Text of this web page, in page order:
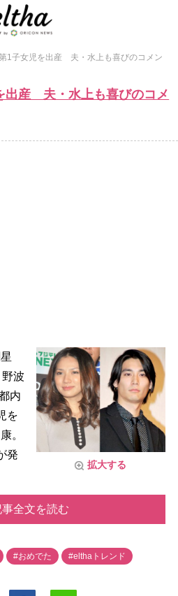
1子女児を出産 夫・水上も喜びのコメン
出産 夫・水上も喜びのコメ
拡大する
野波
内
を
。
発
事全文を読む
#おめでた #elthaトレンド